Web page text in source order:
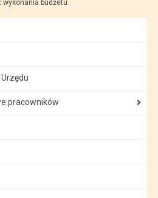
wykonania budżetu
pracowników